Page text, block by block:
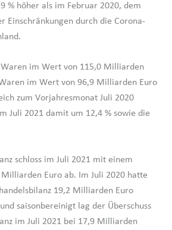
% höher als im Februar 2020, dem
Einschränkungen durch die Corona-
Waren im Wert von 115,0 Milliarden
im Wert von 96,9 Milliarden Euro
zum Vorjahresmonat Juli 2020
Juli 2021 damit um 12,4 % sowie die
schloss im Juli 2021 mit einem
Milliarden Euro ab. Im Juli 2020 hatte
19,2 Milliarden Euro
saisonbereinigt lag der Überschuss
im Juli 2021 bei 17,9 Milliarden